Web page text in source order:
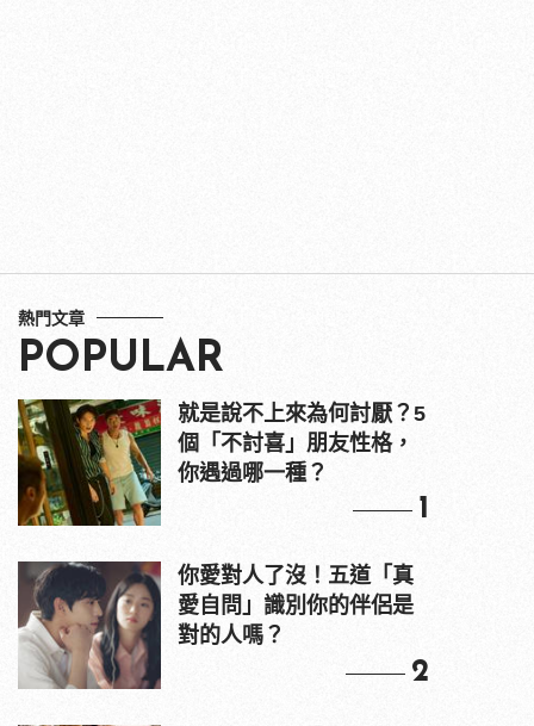
熱門文章
POPULAR
就是說不上來為何討厭？5
個「不討喜」朋友性格，
你遇過哪一種？
1
你愛對人了沒！五道「真
愛自問」識別你的伴侶是
對的人嗎？
2